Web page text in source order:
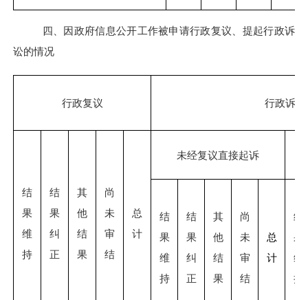
四、因政府信息公开工作被申请行政复议、提起行政诉
讼的情况
行政复议 行政诉讼
结
果
维
持
结
果
纠
正
其
他
结
果
尚
未
审
结
总
计
未经复议直接起诉
结
果
维
持
结
果
纠
正
其
他
结
果
尚
未
审
结
总
计
结
果
维
持